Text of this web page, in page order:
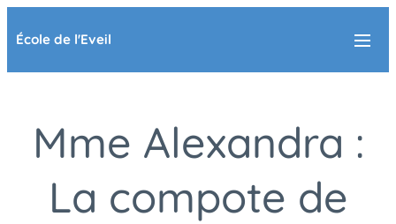
École de l'Eveil
Mme Alexandra :
La compote de